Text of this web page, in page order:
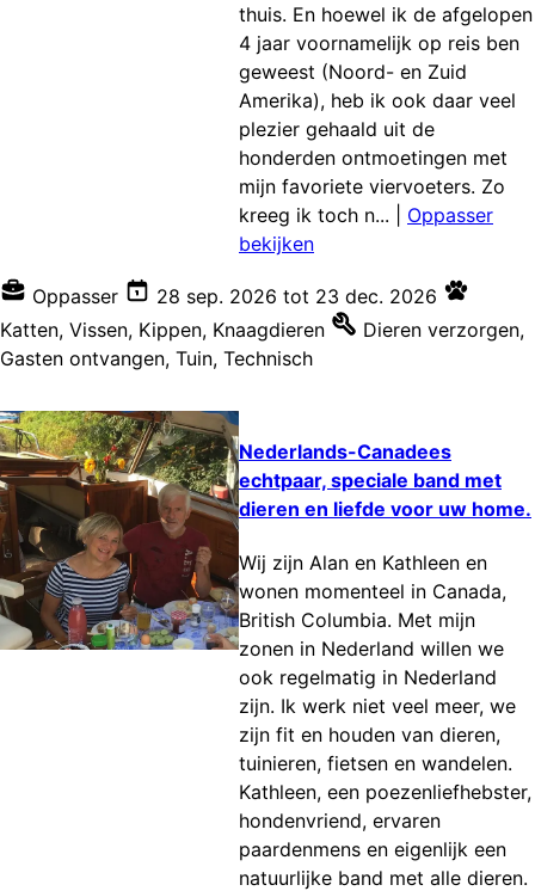
thuis. En hoewel ik de afgelopen
4 jaar voornamelijk op reis ben
geweest (Noord- en Zuid
Amerika), heb ik ook daar veel
plezier gehaald uit de
honderden ontmoetingen met
mijn favoriete viervoeters. Zo
kreeg ik toch n...
Oppasser
bekijken
Oppasser 28 sep. 2026 tot 23 dec. 2026
Katten, Vissen, Kippen, Knaagdieren Dieren verzorgen,
Gasten ontvangen, Tuin, Technisch
Nederlands-Canadees
echtpaar, speciale band met
dieren en liefde voor uw home.
Wij zijn Alan en Kathleen en
wonen momenteel in Canada,
British Columbia. Met mijn
zonen in Nederland willen we
ook regelmatig in Nederland
zijn. Ik werk niet veel meer, we
zijn fit en houden van dieren,
tuinieren, fietsen en wandelen.
Kathleen, een poezenliefhebster,
hondenvriend, ervaren
paardenmens en eigenlijk een
natuurlijke band met alle dieren.